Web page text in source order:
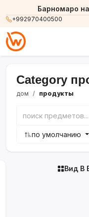
+992970400500
Барномаро
Category
дом продукты
по умолчанию
Вид В